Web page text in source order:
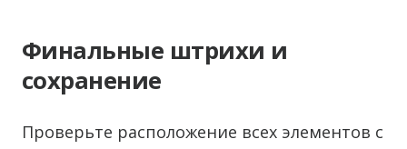
Финальные штрихи и
сохранение
Проверьте расположение всех элементов с